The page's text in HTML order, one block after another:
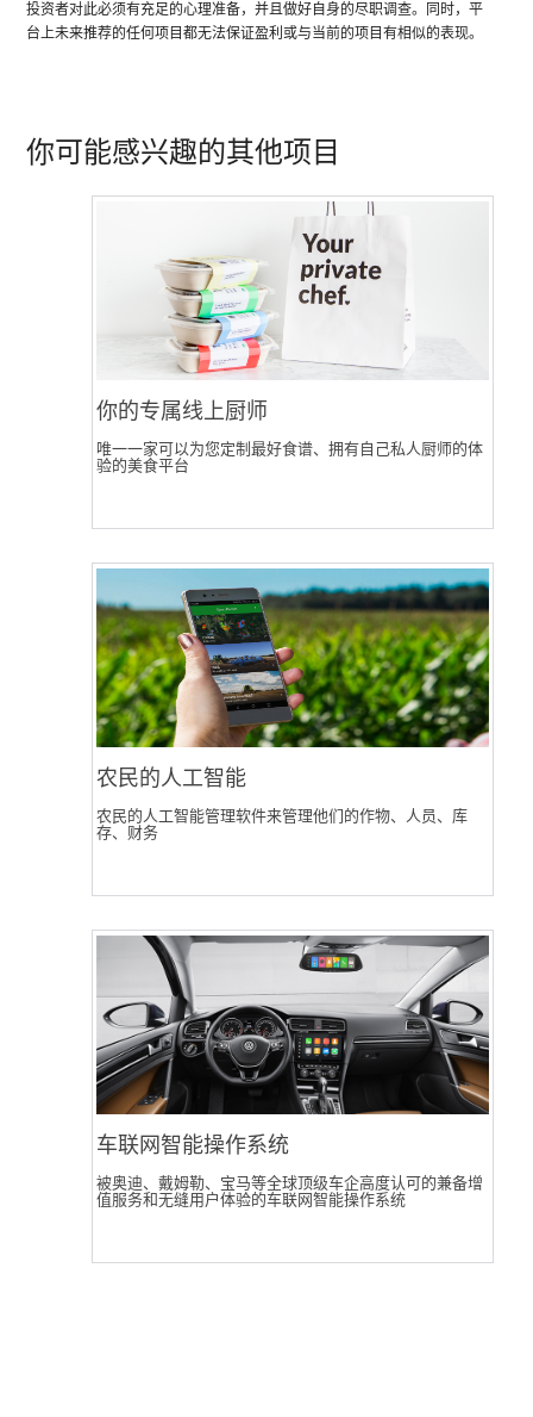
投资者对此必须有充足的心理准备，并且做好自身的尽职调查。同时，平
台上未来推荐的任何项目都无法保证盈利或与当前的项目有相似的表现。
你可能感兴趣的其他项目
你的专属线上厨师
唯一一家可以为您定制最好食谱、拥有自己私人厨师的体
验的美食平台
农民的人工智能
农民的人工智能管理软件来管理他们的作物、人员、库
存、财务
车联网智能操作系统
被奥迪、戴姆勒、宝马等全球顶级车企高度认可的兼备增
值服务和无缝用户体验的车联网智能操作系统